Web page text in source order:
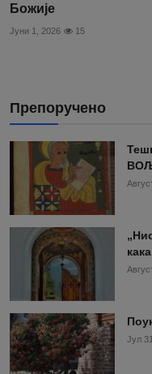
Божије
Јуни 1, 2026 15
Препоручено
Јул